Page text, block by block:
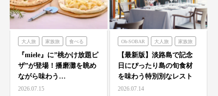
大人旅 家族旅 食べる
体験する ミエレ
『miele』に”桃かけ放題ピ
ザ”が登場！播磨灘を眺め
ながら味わう…
2026.07.15
Oh-SOBAR 大人旅 家族旅
食べる フレンチの森
オーシャンテラス
のじまスコーラ 青海波
海神人の食卓
【最新版】淡路島で記念
日にぴったり島の旬食材
を味わう特別別なレスト
ラン7選
2026.07.14